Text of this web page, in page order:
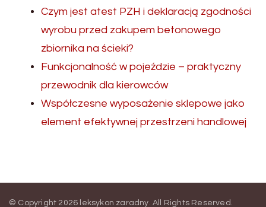
Czym jest atest PZH i deklaracją zgodności
wyrobu przed zakupem betonowego
zbiornika na ścieki?
Funkcjonalność w pojeździe – praktyczny
przewodnik dla kierowców
Współczesne wyposażenie sklepowe jako
element efektywnej przestrzeni handlowej
© Copyright 2026 leksykon zaradny. All Rights Reserved.